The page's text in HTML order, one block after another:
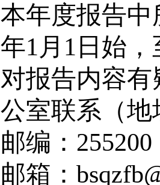
本年度报告
年1月1日 始，
对报告内容
公室联系（地
邮编：
邮箱：